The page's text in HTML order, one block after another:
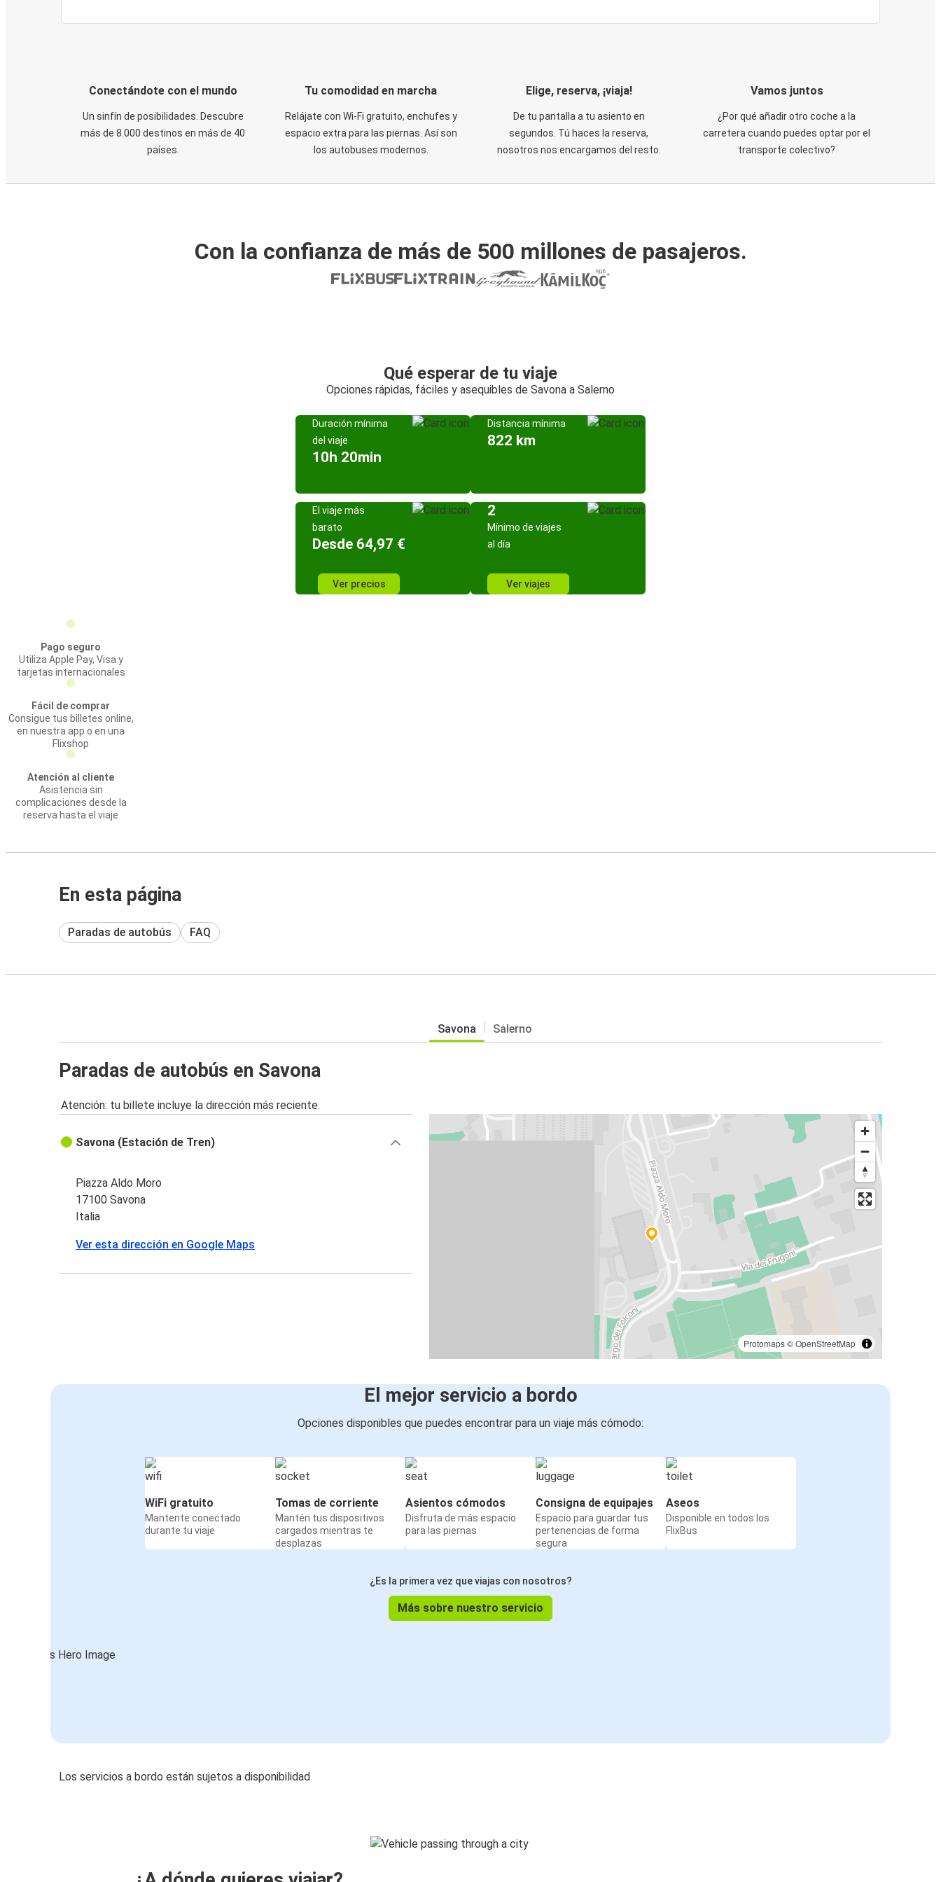
Conectándote con el mundo
Un sinfín de posibilidades. Descubre
más de 8.000 destinos en más de 40
países.
Tu comodidad en marcha
Relájate con Wi-Fi gratuito, enchufes y
espacio extra para las piernas. Así son
los autobuses modernos.
Elige, reserva, ¡viaja!
De tu pantalla a tu asiento en
segundos. Tú haces la reserva,
nosotros nos encargamos del resto.
Vamos juntos
¿Por qué añadir otro coche a la
carretera cuando puedes optar por el
transporte colectivo?
Con la confianza de más de 500 millones de pasajeros.
Qué esperar de tu viaje
Opciones rápidas, fáciles y asequibles de Savona a Salerno
Duración mínima
del viaje
10h 20min
Distancia mínima
822 km
El viaje más
barato
Desde 64,97 €
Ver precios
2
Mínimo de viajes
al día
Ver viajes
Pago seguro
Utiliza Apple Pay, Visa y
tarjetas internacionales
Fácil de comprar
Consigue tus billetes online,
en nuestra app o en una
Flixshop
Atención al cliente
Asistencia sin
complicaciones desde la
reserva hasta el viaje
En esta página
Paradas de autobús FAQ
Savona Salerno
Paradas de autobús en Savona
Atención: tu billete incluye la dirección más reciente.
Protomaps©OpenStreetMap
Savona (Estación de Tren)
Piazza Aldo Moro
17100 Savona
Italia
Ver esta dirección en Google Maps
El mejor servicio a bordo
Opciones disponibles que puedes encontrar para un viaje más cómodo:
WiFi gratuito
Mantente conectado
durante tu viaje
Tomas de corriente
Mantén tus dispositivos
cargados mientras te
desplazas
Asientos cómodos
Disfruta de más espacio
para las piernas
Consigna de equipajes
Espacio para guardar tus
pertenencias de forma
segura
Aseos
Disponible en todos los
FlixBus
¿Es la primera vez que viajas con nosotros?
Más sobre nuestro servicio
Los servicios a bordo están sujetos a disponibilidad